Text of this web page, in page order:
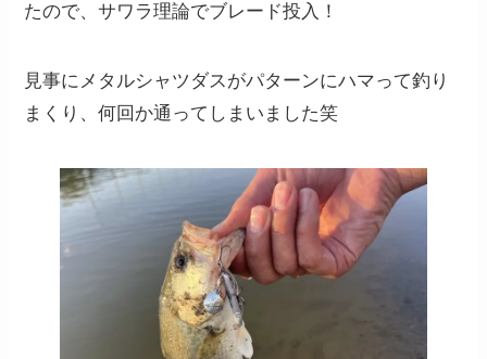
たので、サワラ理論でブレード投入！
見事にメタルシャツダスがパターンにハマって釣り
まくり、何回か通ってしまいました笑